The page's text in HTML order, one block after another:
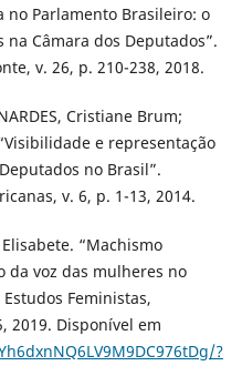
no Parlamento Brasileiro: o
Câmara dos Deputados”.
v. 26, p. 210-238, 2018.
Cristiane Brum;
e representação
no Brasil”.
v. 6, p. 1-13, 2014.
Elisabete. “Machismo
da voz das mulheres no
Feministas,
2019. Disponível em
?